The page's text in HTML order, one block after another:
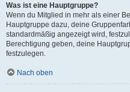
Was ist eine Hauptgruppe?
Wenn du Mitglied in mehr als einer
Hauptgruppe dazu, deine
standardmäßig angezeigt wird,
Berechtigung geben, deine
festzulegen.
Nach oben